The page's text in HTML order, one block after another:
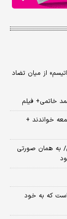
از میان تضاد
خاتمی+ فیلم
خواندند +
به همان صورتی
است که به خود